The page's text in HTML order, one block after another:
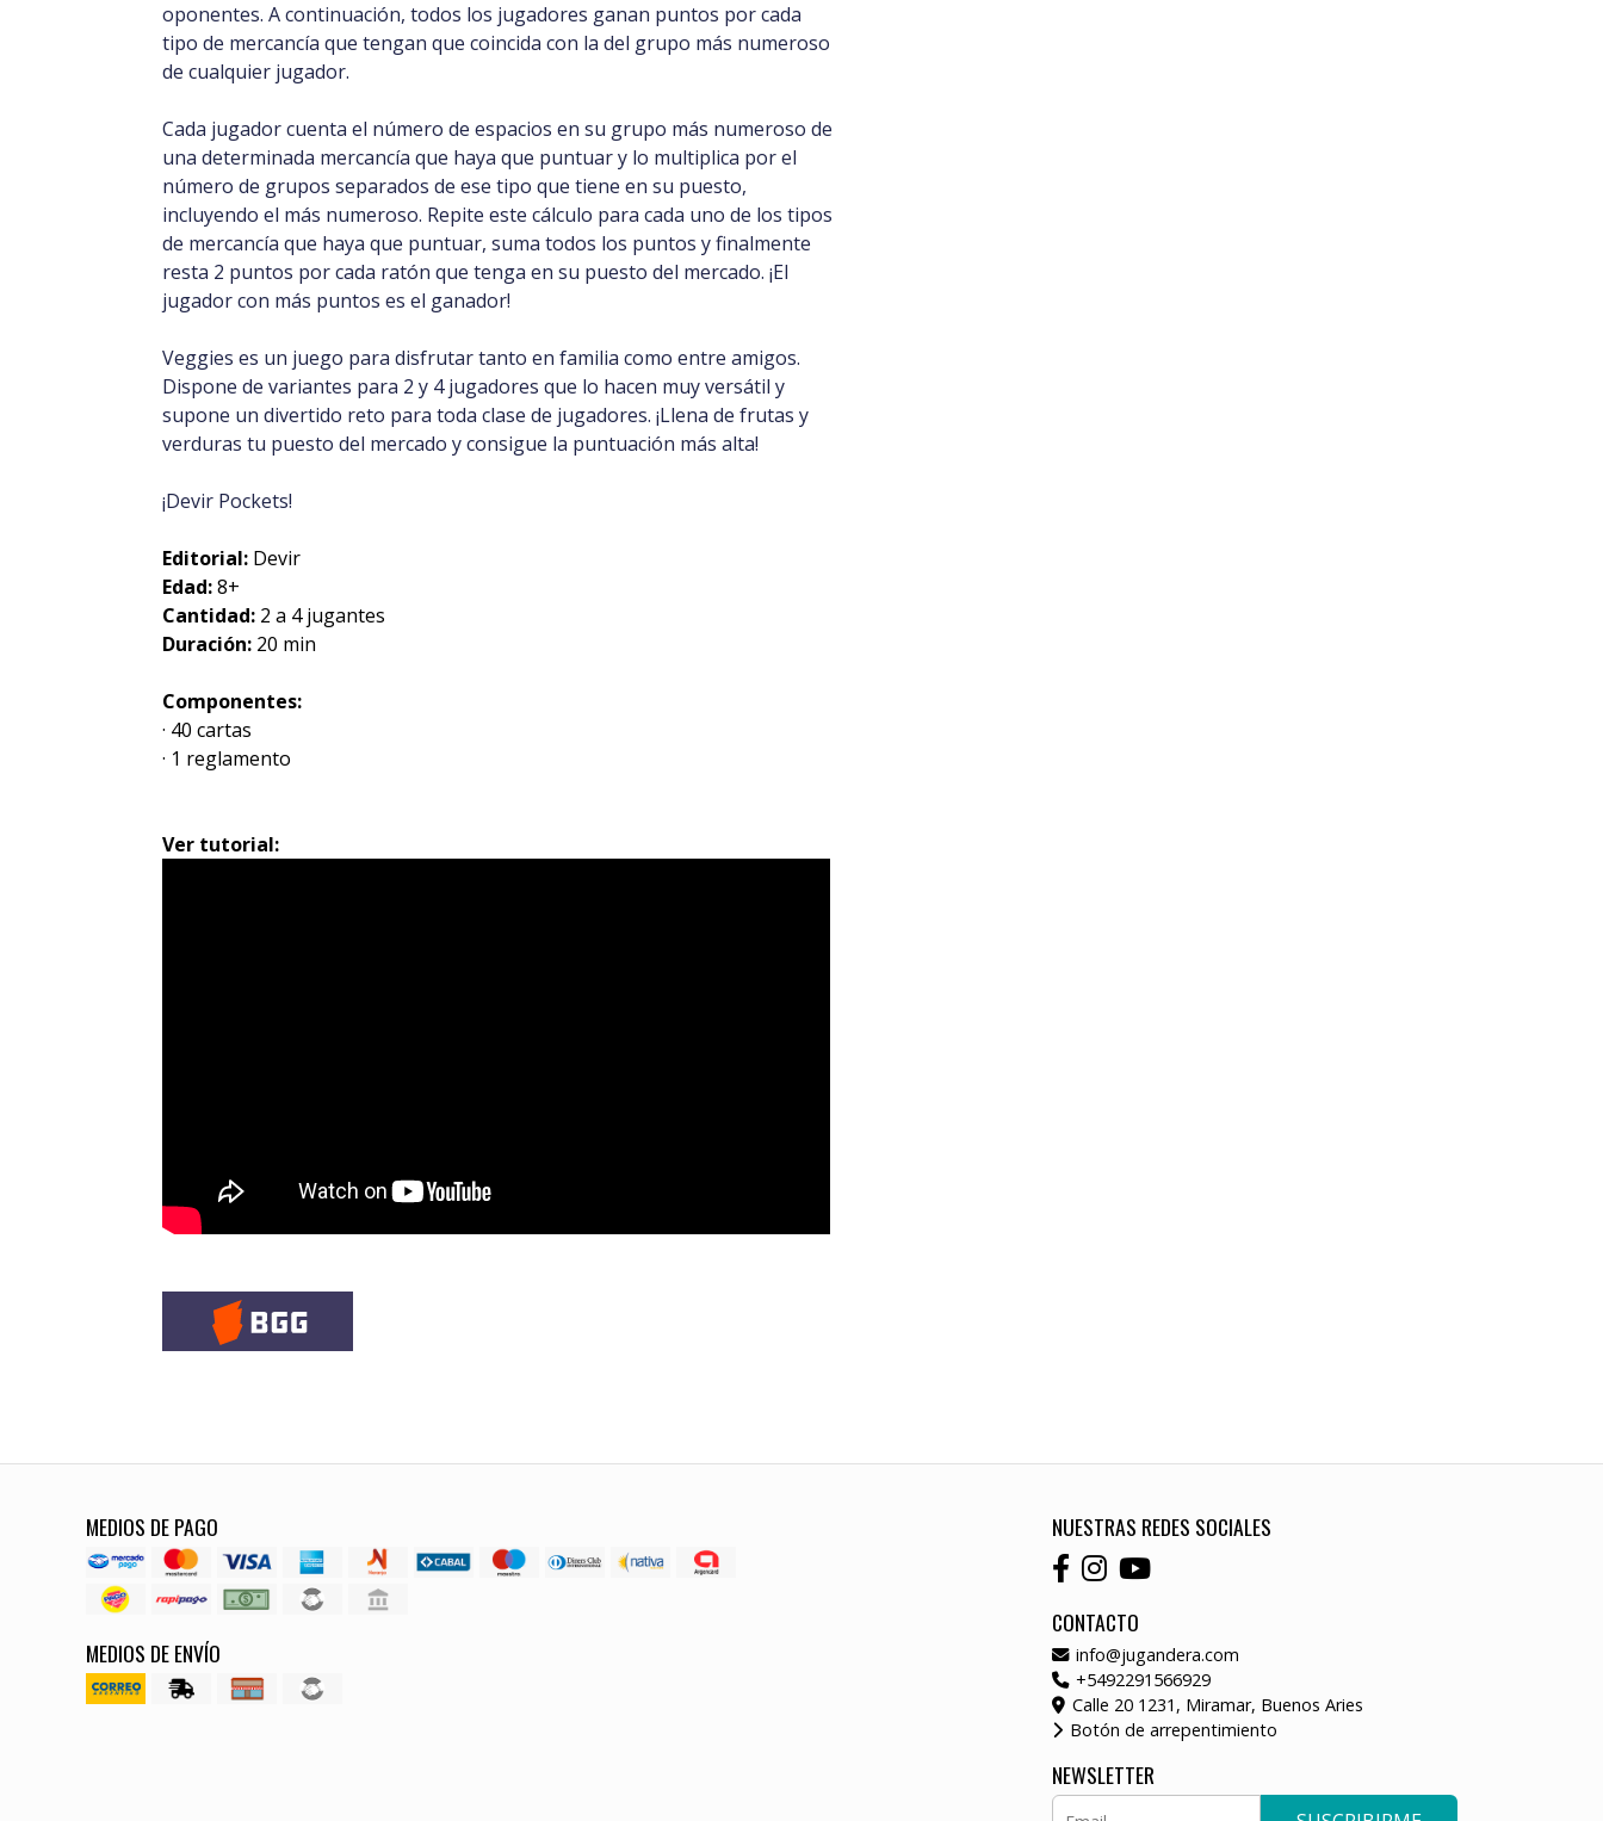
oponentes. A continuación, todos los jugadores ganan puntos por cada
tipo de mercancía que tengan que coincida con la del grupo más numeroso
de cualquier jugador.
Cada jugador cuenta el número de espacios en su grupo más numeroso de
una determinada mercancía que haya que puntuar y lo multiplica por el
número de grupos separados de ese tipo que tiene en su puesto,
incluyendo el más numeroso. Repite este cálculo para cada uno de los tipos
de mercancía que haya que puntuar, suma todos los puntos y finalmente
resta 2 puntos por cada ratón que tenga en su puesto del mercado. ¡El
jugador con más puntos es el ganador!
Veggies es un juego para disfrutar tanto en familia como entre amigos.
Dispone de variantes para 2 y 4 jugadores que lo hacen muy versátil y
supone un divertido reto para toda clase de jugadores. ¡Llena de frutas y
verduras tu puesto del mercado y consigue la puntuación más alta!
¡Devir Pockets!
Editorial: Devir
Edad:8+
Cantidad: 2 a 4 jugantes
Duración: 20 min
Componentes:
· 40 cartas
· 1 reglamento
Ver tutorial:
MEDIOS DE PAGO
MEDIOS DE ENVÍO
NUESTRAS REDES SOCIALES
CONTACTO
info@jugandera.com
+5492291566929
Calle 20 1231, Miramar, Buenos Aries
Botón de arrepentimiento
NEWSLETTER